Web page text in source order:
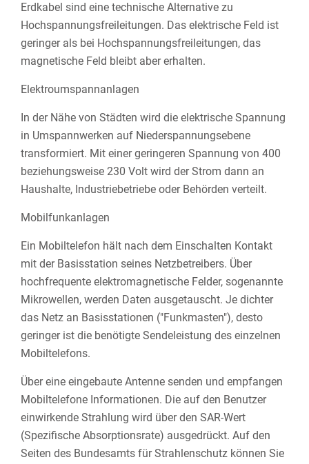
Erdkabel sind eine technische Alternative zu
Hochspannungsfreileitungen. Das elektrische Feld ist
geringer als bei Hochspannungsfreileitungen, das
magnetische Feld bleibt aber erhalten.
Elektroumspannanlagen
In der Nähe von Städten wird die elektrische Spannung
in Umspannwerken auf Niederspannungsebene
transformiert. Mit einer geringeren Spannung von 400
beziehungsweise 230 Volt wird der Strom dann an
Haushalte, Industriebetriebe oder Behörden verteilt.
Mobilfunkanlagen
Ein Mobiltelefon hält nach dem Einschalten Kontakt
mit der Basisstation seines Netzbetreibers. Über
hochfrequente elektromagnetische Felder, sogenannte
Mikrowellen, werden Daten ausgetauscht. Je dichter
das Netz an Basisstationen ("Funkmasten"), desto
geringer ist die benötigte Sendeleistung des einzelnen
Mobiltelefons.
Über eine eingebaute Antenne senden und empfangen
Mobiltelefone Informationen. Die auf den Benutzer
einwirkende Strahlung wird über den SAR-Wert
(Spezifische Absorptionsrate) ausgedrückt. Auf den
Seiten des Bundesamts für Strahlenschutz können Sie